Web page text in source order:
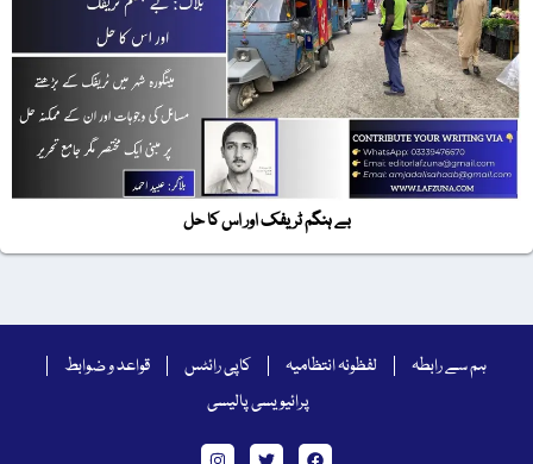
بے ہنگم ٹریفک اور اس کا حل
ہم سے رابطہ لفظونہ انتظامیہ کاپی رائٹس
قواعد و ضوابط
پرائیویسی پالیسی